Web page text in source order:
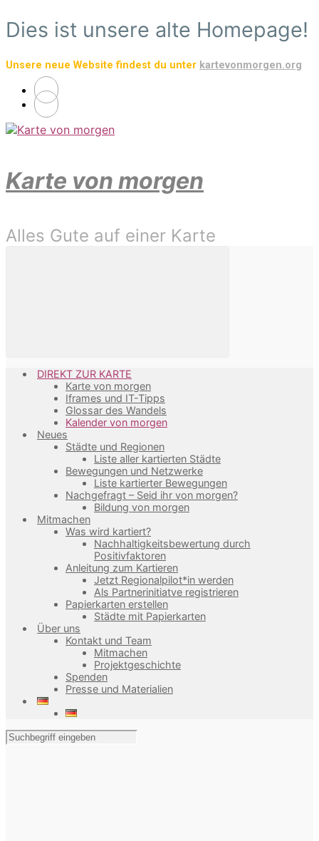
Zum
Hauptinhalt
Dies ist unsere alte Homepage!
Unsere neue Website findest du unter kartevonmorgen.org
Karte von morgen
Alles Gute auf einer Karte
DIREKT ZUR KARTE
Karte von morgen
Iframes und IT-Tipps
Glossar des Wandels
Kalender von morgen
Neues
Städte und Regionen
Liste aller kartierten Städte
Bewegungen und Netzwerke
Liste kartierter Bewegungen
Nachgefragt – Seid ihr von morgen?
Bildung von morgen
Mitmachen
Was wird kartiert?
Nachhaltigkeitsbewertung durch
Positivfaktoren
Anleitung zum Kartieren
Jetzt Regionalpilot*in werden
Als Partnerinitiatve registrieren
Papierkarten erstellen
Städte mit Papierkarten
Über uns
Kontakt und Team
Mitmachen
Projektgeschichte
Spenden
Presse und Materialien